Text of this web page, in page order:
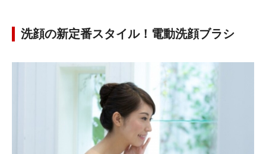
洗顔の新定番スタイル！電動洗顔ブラシ